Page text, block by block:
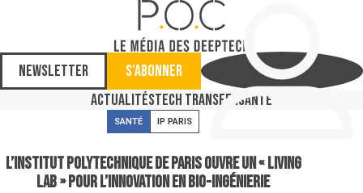
Newsletter
S'abonner
ActualitésTech TransferSanté
SANTÉ IP PARIS
L’Institut polytechnique de Paris ouvre un « living
lab » pour l’innovation en bio-ingénierie